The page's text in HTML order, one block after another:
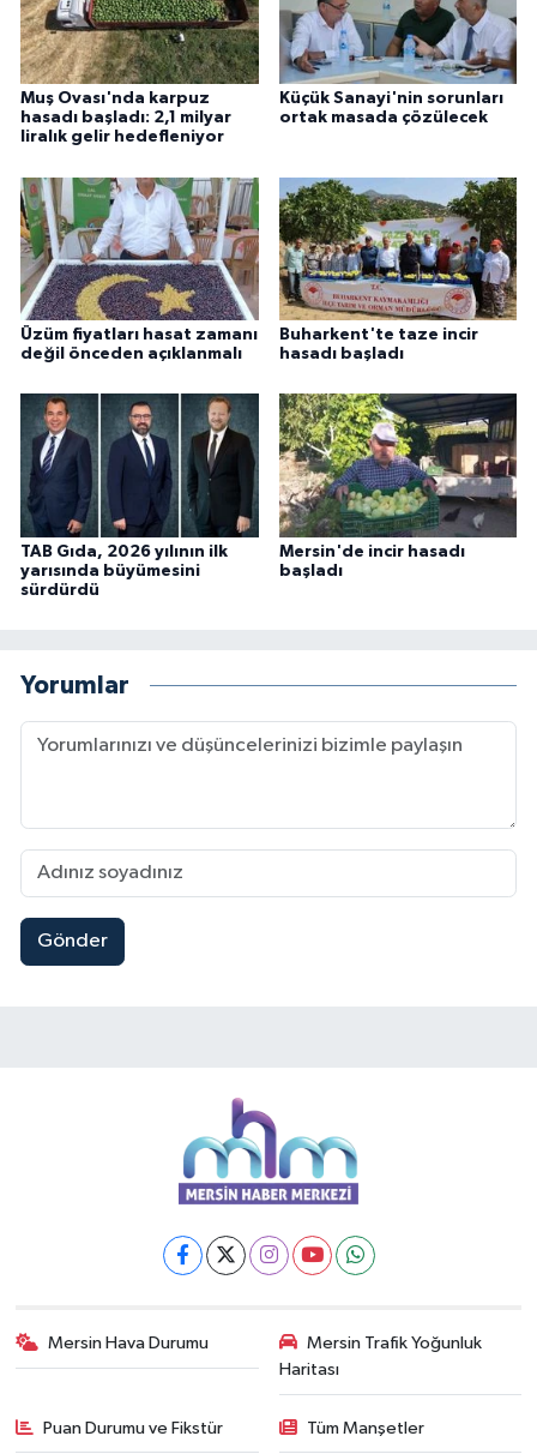
Muş Ovası'nda karpuz
hasadı başladı: 2,1 milyar
liralık gelir hedefleniyor
Küçük Sanayi'nin sorunları
ortak masada çözülecek
Üzüm fiyatları hasat zamanı
değil önceden açıklanmalı
Buharkent'te taze incir
hasadı başladı
TAB Gıda, 2026 yılının ilk
yarısında büyümesini
sürdürdü
Mersin'de incir hasadı
başladı
Yorumlar
Gönder
Mersin Hava Durumu
Mersin Trafik Yoğunluk
Haritası
Puan Durumu ve Fikstür Tüm Manşetler